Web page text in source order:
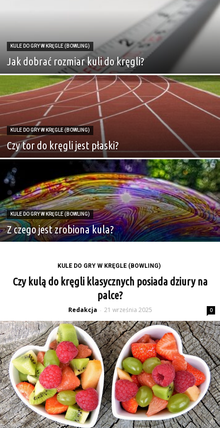
KULE DO GRY W KRĘGLE (BOWLING)
Jak dobrać rozmiar kuli do kręgli?
KULE DO GRY W KRĘGLE (BOWLING)
Czy tor do kręgli jest płaski?
KULE DO GRY W KRĘGLE (BOWLING)
Z czego jest zrobiona kula?
KULE DO GRY W KRĘGLE (BOWLING)
Czy kulą do kręgli klasycznych posiada dziury na
palce?
Redakcja - 21 września 2025 0